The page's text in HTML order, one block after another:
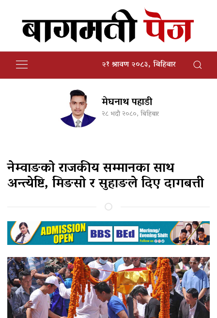
२१ श्रावण २०८३, बिहिबार
मेघनाथ पहाडी
२८ भदौ २०८०, बिहिबार
नेम्वाङको राजकीय सम्मानका साथ
अन्त्येष्टि, मिङसो र सुहाङले दिए दागबत्ती